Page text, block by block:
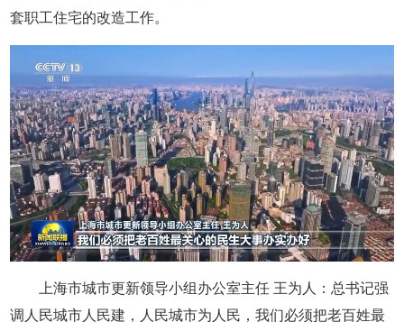
套职工住宅的改造工作。
上海市城市更新领导小组办公室主任 王为人：总书记强
调人民城市人民建，人民城市为人民，我们必须把老百姓最